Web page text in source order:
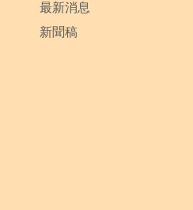
最新消息
新聞稿